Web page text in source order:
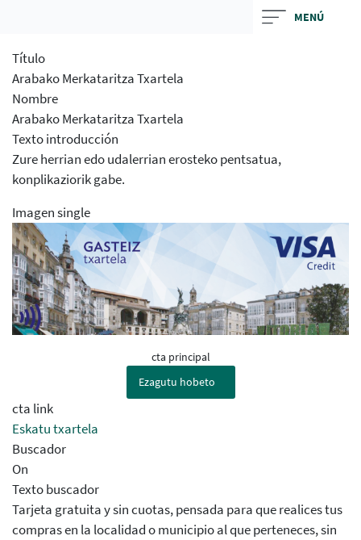
MENÚ
Título
Arabako Merkataritza Txartela
Nombre
Arabako Merkataritza Txartela
Texto introducción
Zure herrian edo udalerrian erosteko pentsatua,
konplikaziorik gabe.
Imagen single
cta principal
Ezagutu hobeto
cta link
Eskatu txartela
Buscador
On
Texto buscador
Tarjeta gratuita y sin cuotas, pensada para que realices tus
compras en la localidad o municipio al que perteneces, sin